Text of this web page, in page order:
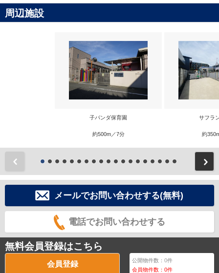
周辺施設
子パンダ保育園
約500m／7分
サフラ
約
メールでお問い合わせする(無料)
電話でお問い合わせする
無料会員登録はこちら
会員登録 公開物件数：0件
会員物件数：0件